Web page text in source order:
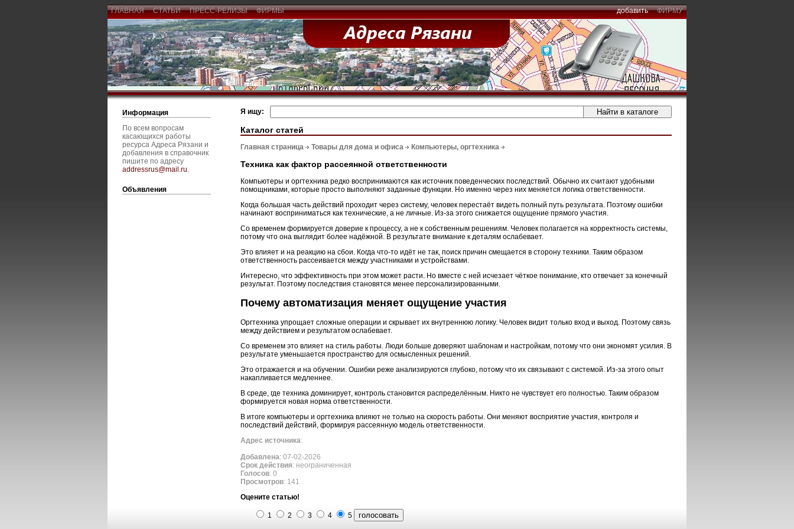
ГЛАВНАЯ СТАТЬИ ПРЕСС-РЕЛИЗЫ ФИРМЫ добавить ФИРМУ
Информация
По всем вопросам
касающихся работы
ресурса Адреса Рязани и
добавления в справочник
пишите по адресу
addressrus@mail.ru.
Объявления
Я ищу:
Каталог статей
Главная страница Товары для дома и офиса Компьютеры, оргтехника
Техника как фактор рассеянной ответственности
Компьютеры и оргтехника редко воспринимаются как источник поведенческих последствий. Обычно их считают удобными
помощниками, которые просто выполняют заданные функции. Но именно через них меняется логика ответственности.
Когда большая часть действий проходит через систему, человек перестаёт видеть полный путь результата. Поэтому ошибки
начинают восприниматься как технические, а не личные. Из-за этого снижается ощущение прямого участия.
Со временем формируется доверие к процессу, а не к собственным решениям. Человек полагается на корректность системы,
потому что она выглядит более надёжной. В результате внимание к деталям ослабевает.
Это влияет и на реакцию на сбои. Когда что-то идёт не так, поиск причин смещается в сторону техники. Таким образом
ответственность рассеивается между участниками и устройствами.
Интересно, что эффективность при этом может расти. Но вместе с ней исчезает чёткое понимание, кто отвечает за конечный
результат. Поэтому последствия становятся менее персонализированными.
Почему автоматизация меняет ощущение участия
Оргтехника упрощает сложные операции и скрывает их внутреннюю логику. Человек видит только вход и выход. Поэтому связь
между действием и результатом ослабевает.
Со временем это влияет на стиль работы. Люди больше доверяют шаблонам и настройкам, потому что они экономят усилия. В
результате уменьшается пространство для осмысленных решений.
Это отражается и на обучении. Ошибки реже анализируются глубоко, потому что их связывают с системой. Из-за этого опыт
накапливается медленнее.
В среде, где техника доминирует, контроль становится распределённым. Никто не чувствует его полностью. Таким образом
формируется новая норма ответственности.
В итоге компьютеры и оргтехника влияют не только на скорость работы. Они меняют восприятие участия, контроля и
последствий действий, формируя рассеянную модель ответственности.
Адрес источника:
Добавлена: 07-02-2026
Срок действия: неограниченная
Голосов: 0
Просмотров: 141
Оцените статью!
1 2 3 4 5